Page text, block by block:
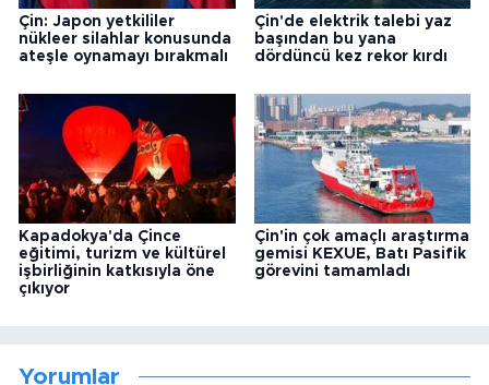
Çin: Japon yetkililer
nükleer silahlar konusunda
ateşle oynamayı bırakmalı
Çin'de elektrik talebi yaz
başından bu yana
dördüncü kez rekor kırdı
Kapadokya'da Çince
eğitimi, turizm ve kültürel
işbirliğinin katkısıyla öne
çıkıyor
Çin'in çok amaçlı araştırma
gemisi KEXUE, Batı Pasifik
görevini tamamladı
Yorumlar